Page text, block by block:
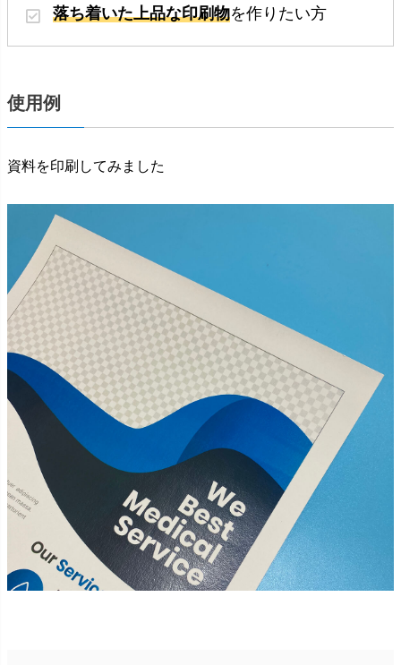
落ち着いた上品な印刷物を作りたい方
使用例
資料を印刷してみました